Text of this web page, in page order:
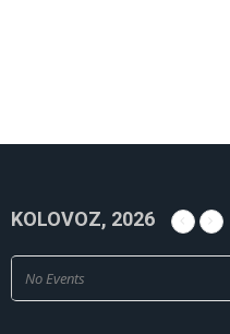
KOLOVOZ, 2026
No Events